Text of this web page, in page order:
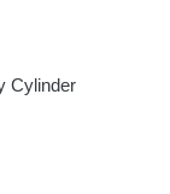
Cylinder